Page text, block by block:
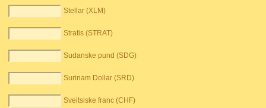
Stellar (XLM)
Stratis (STRAT)
Sudanske pund (SDG)
Surinam Dollar (SRD)
Sveitsiske franc (CHF)